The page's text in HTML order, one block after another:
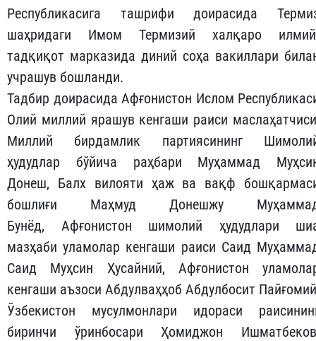
Республикасига ташрифи доирасида
шаҳридаги Имом Термизий халқаро
тадқиқот марказида диний соҳа вакиллари
учрашув бошланди.
Тадбир доирасида Афғонистон Ислом
Олий миллий ярашув кенгаши раиси
Миллий бирдамлик партиясининг
ҳудудлар бўйича раҳбари Муҳаммад
Донеш, Балх вилояти ҳаж ва вақф
бошлиғи Маҳмуд Донешжу
Бунёд, Афғонистон шимолий ҳудудлари
мазҳаби уламолар кенгаши раиси Саид
Саид Муҳсин Ҳусайний, Афғонистон
кенгаши аъзоси Абдулваҳҳоб Абдулбосит
Ўзбекистон мусулмонлари идораси
биринчи ўринбосари Ҳомиджон